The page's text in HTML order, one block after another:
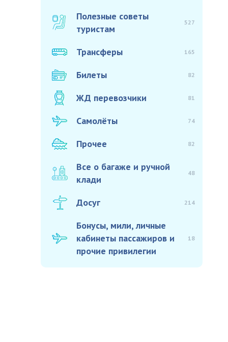
Полезные советы
туристам
527
Трансферы 165
Билеты 82
ЖД перевозчики 81
Самолёты 74
Прочее 82
Все о багаже и ручной
клади
48
Досуг 214
Бонусы, мили, личные
кабинеты пассажиров и
прочие привилегии
18